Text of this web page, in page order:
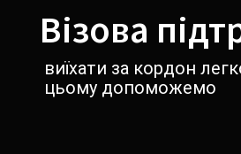
содержимомуВізова
виїхати за кордон
цьому допоможемо